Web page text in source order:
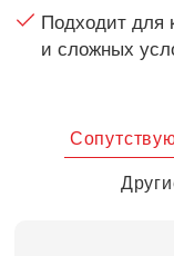
Подходит для
и сложных